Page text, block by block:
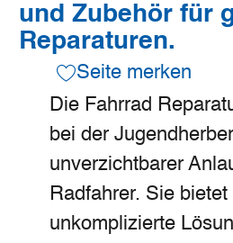
und Zubehör für
Reparaturen.
Seite merken
Die Fahrrad
bei der
unverzichtbarer
Radfahrer. Sie bietet
unkomplizierte